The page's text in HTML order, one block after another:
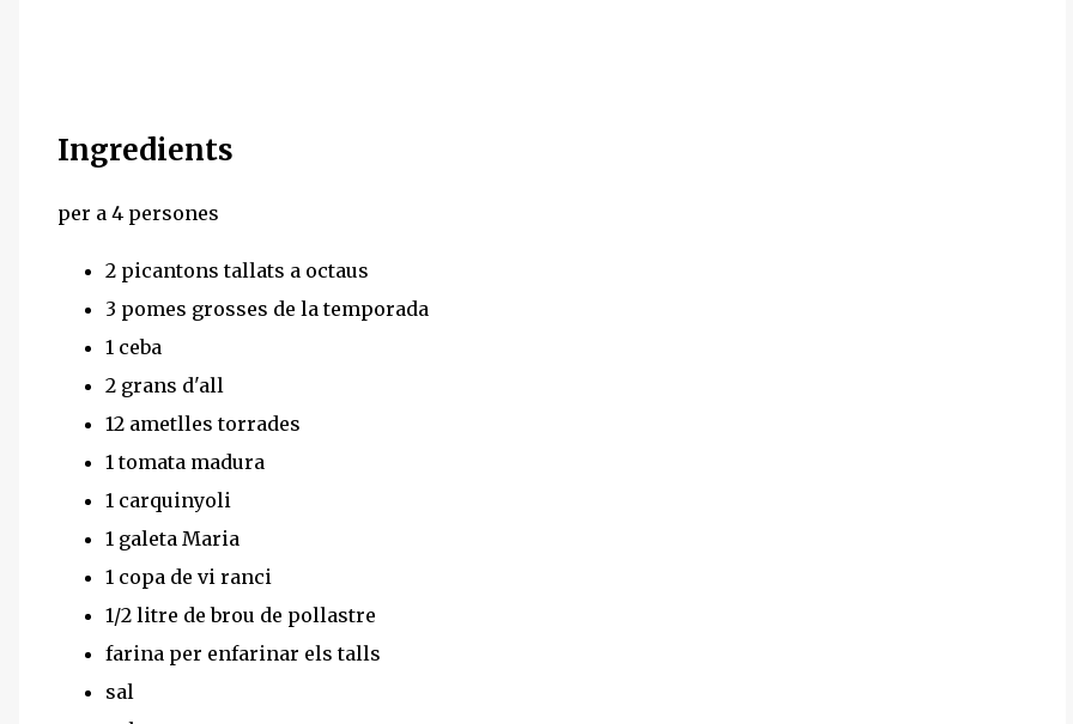
Ingredients
per a 4 persones
2 picantons tallats a octaus
3 pomes grosses de la temporada
1 ceba
2 grans d'all
12 ametlles torrades
1 tomata madura
1 carquinyoli
1 galeta Maria
1 copa de vi ranci
1/2 litre de brou de pollastre
farina per enfarinar els talls
sal